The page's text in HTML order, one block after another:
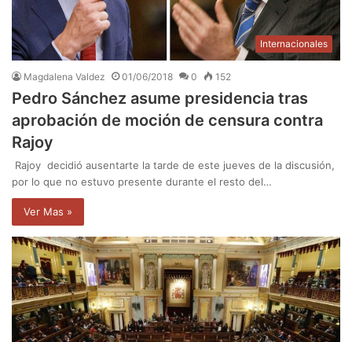
Internacionales
Magdalena Valdez 01/06/2018 0 152
Pedro Sánchez asume presidencia tras
aprobación de moción de censura contra
Rajoy
Rajoy decidió ausentarte la tarde de este jueves de la discusión,
por lo que no estuvo presente durante el resto del…
Ver Mas »